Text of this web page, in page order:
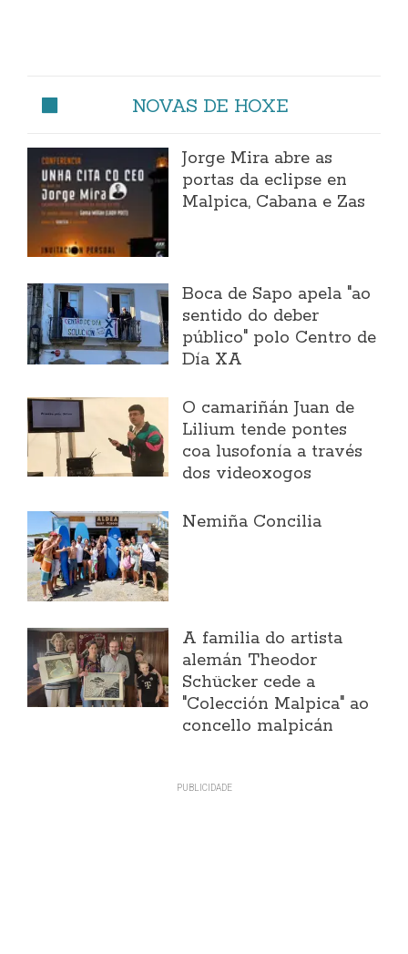
NOVAS DE HOXE
Jorge Mira abre as
portas da eclipse en
Malpica, Cabana e Zas
Boca de Sapo apela "ao
sentido do deber
público" polo Centro de
Día XA
O camariñán Juan de
Lilium tende pontes
coa lusofonía a través
dos videoxogos
Nemiña Concilia
A familia do artista
alemán Theodor
Schücker cede a
"Colección Malpica" ao
concello malpicán